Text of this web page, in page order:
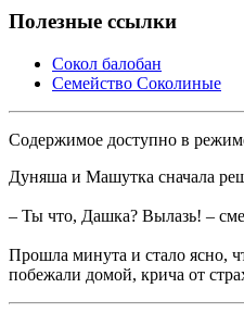
Полезные ссылки
Сокол балобан
Семейство Соколиные
Содержимое доступно в
Дуняша и Машутка сначала
– Ты что, Дашка? Вылазь! –
Прошла минута и стало ясно,
побежали домой, крича от